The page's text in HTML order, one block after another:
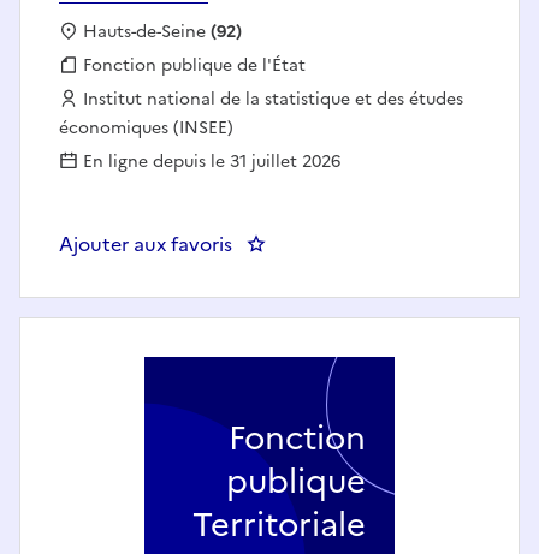
Localisation :
Hauts-de-Seine(92)
Fonction publique :
Fonction publique de l'État
Employeur :
Institut national de la statistique et des études
économiques (INSEE)
En ligne depuis le 31 juillet 2026
Ajouter aux favoris : Responsable communication
Fonction
publique
Territoriale